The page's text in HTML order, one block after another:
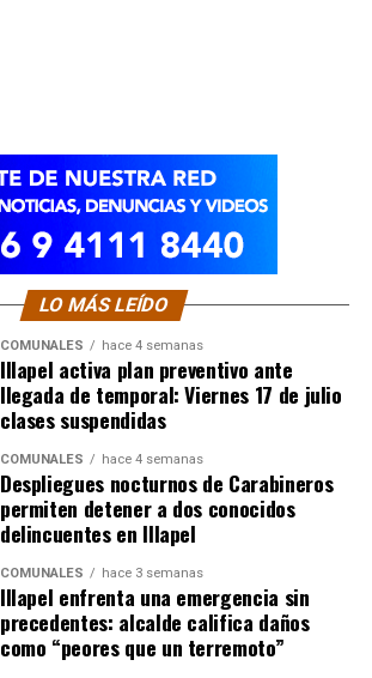
LO MÁS LEÍDO
COMUNALES hace 4 semanas
Illapel activa plan preventivo ante
llegada de temporal: Viernes 17 de julio
clases suspendidas
COMUNALES hace 4 semanas
Despliegues nocturnos de Carabineros
permiten detener a dos conocidos
delincuentes en Illapel
COMUNALES hace 3 semanas
Illapel enfrenta una emergencia sin
precedentes: alcalde califica daños
como “peores que un terremoto”